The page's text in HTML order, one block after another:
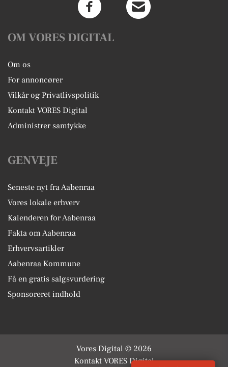
OM VORES DIGITAL
Om os
For annoncører
Vilkår og Privatlivspolitik
Kontakt VORES Digital
Administrer samtykke
GENVEJE
Seneste nyt fra Aabenraa
Vores lokale erhverv
Kalenderen for Aabenraa
Fakta om Aabenraa
Erhvervsartikler
Aabenraa Kommune
Få en gratis salgsvurdering
Sponsoreret indhold
Vores Digital © 2026
Kontakt VORES Digital